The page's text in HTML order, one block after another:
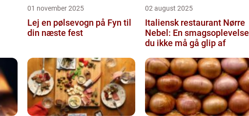
01 november 2025
Lej en pølsevogn på Fyn til
din næste fest
02 august 2025
Italiensk restaurant Nørre
Nebel: En smagsoplevelse
du ikke må gå glip af